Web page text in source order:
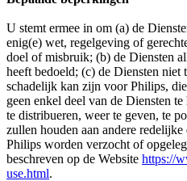
U stemt ermee in om (a) de
enig(e) wet, regelgeving of
doel of misbruik; (b) de Diensten
heeft bedoeld; (c) de Diensten niet
schadelijk kan zijn voor Philips,
geen enkel deel van de Diensten
te distribueren, weer te geven, te
zullen houden aan andere
Philips worden verzocht of
beschreven op de Website https://
use.html.